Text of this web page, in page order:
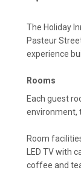
The Holiday
Pasteur
experience
Rooms
Each guest
environment,
Room
LED TV with
coffee and